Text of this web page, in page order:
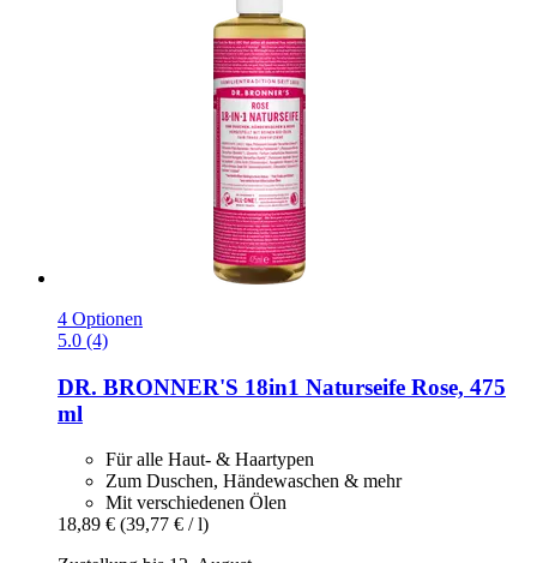
4 Optionen
5.0 (4)
DR. BRONNER'S 18in1 Naturseife Rose, 475
ml
Für alle Haut- & Haartypen
Zum Duschen, Händewaschen & mehr
Mit verschiedenen Ölen
18,89 € (39,77 € / l)